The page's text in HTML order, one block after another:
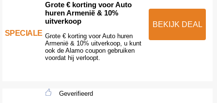
SPECIALE
Grote € korting voor Auto
huren Armenië & 10%
uitverkoop
Grote € korting voor Auto huren
Armenië & 10% uitverkoop, u kunt
ook de Alamo coupon gebruiken
voordat hij verloopt.
BEKIJK DEAL
Geverifieerd